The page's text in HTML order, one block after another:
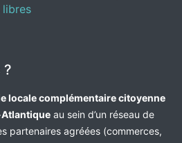
libres
?
locale complémentaire citoyenne
au sein d’un réseau de
partenaires agréées (commerces,